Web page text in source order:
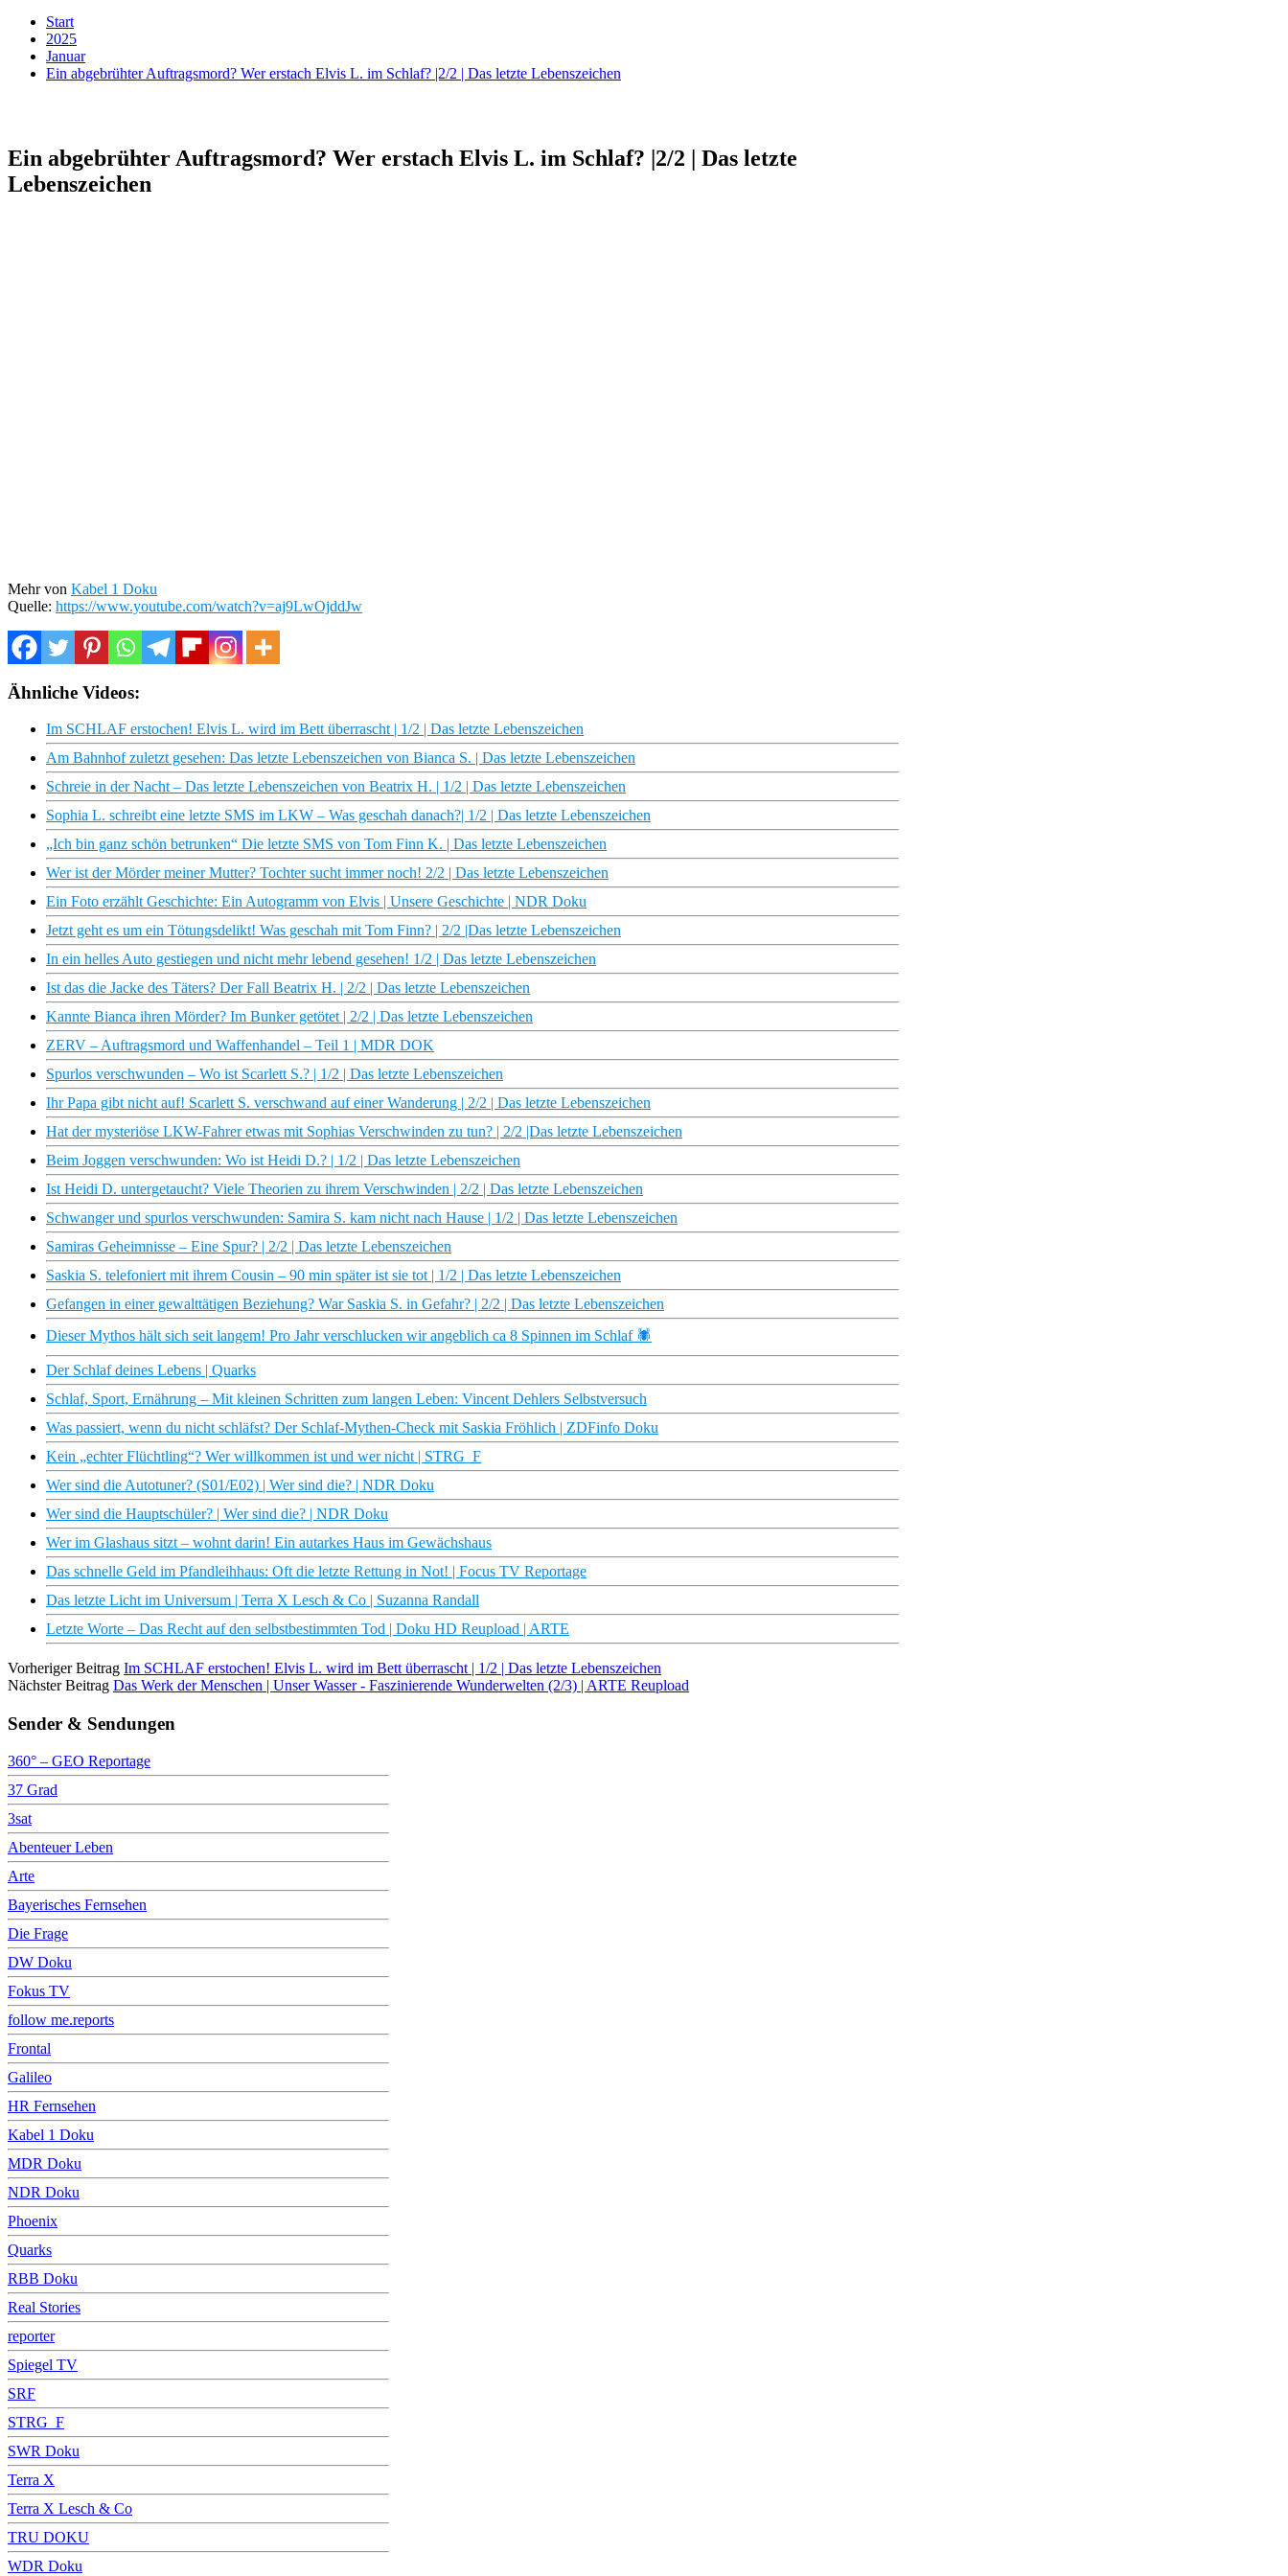
Start
2025
Januar
Ein abgebrühter Auftragsmord? Wer erstach Elvis L. im Schlaf? |2/2 | Das letzte Lebenszeichen
Ein abgebrühter Auftragsmord? Wer erstach Elvis L. im Schlaf? |2/2 | Das letzte
Lebenszeichen
Mehr von Kabel 1 Doku
Quelle: https://www.youtube.com/watch?v=aj9LwOjddJw
Ähnliche Videos:
Im SCHLAF erstochen! Elvis L. wird im Bett überrascht | 1/2 | Das letzte Lebenszeichen
Am Bahnhof zuletzt gesehen: Das letzte Lebenszeichen von Bianca S. | Das letzte Lebenszeichen
Schreie in der Nacht – Das letzte Lebenszeichen von Beatrix H. | 1/2 | Das letzte Lebenszeichen
Sophia L. schreibt eine letzte SMS im LKW – Was geschah danach?| 1/2 | Das letzte Lebenszeichen
„Ich bin ganz schön betrunken“ Die letzte SMS von Tom Finn K. | Das letzte Lebenszeichen
Wer ist der Mörder meiner Mutter? Tochter sucht immer noch! 2/2 | Das letzte Lebenszeichen
Ein Foto erzählt Geschichte: Ein Autogramm von Elvis | Unsere Geschichte | NDR Doku
Jetzt geht es um ein Tötungsdelikt! Was geschah mit Tom Finn? | 2/2 |Das letzte Lebenszeichen
In ein helles Auto gestiegen und nicht mehr lebend gesehen! 1/2 | Das letzte Lebenszeichen
Ist das die Jacke des Täters? Der Fall Beatrix H. | 2/2 | Das letzte Lebenszeichen
Kannte Bianca ihren Mörder? Im Bunker getötet | 2/2 | Das letzte Lebenszeichen
ZERV – Auftragsmord und Waffenhandel – Teil 1 | MDR DOK
Spurlos verschwunden – Wo ist Scarlett S.? | 1/2 | Das letzte Lebenszeichen
Ihr Papa gibt nicht auf! Scarlett S. verschwand auf einer Wanderung | 2/2 | Das letzte Lebenszeichen
Hat der mysteriöse LKW-Fahrer etwas mit Sophias Verschwinden zu tun? | 2/2 |Das letzte Lebenszeichen
Beim Joggen verschwunden: Wo ist Heidi D.? | 1/2 | Das letzte Lebenszeichen
Ist Heidi D. untergetaucht? Viele Theorien zu ihrem Verschwinden | 2/2 | Das letzte Lebenszeichen
Schwanger und spurlos verschwunden: Samira S. kam nicht nach Hause | 1/2 | Das letzte Lebenszeichen
Samiras Geheimnisse – Eine Spur? | 2/2 | Das letzte Lebenszeichen
Saskia S. telefoniert mit ihrem Cousin – 90 min später ist sie tot | 1/2 | Das letzte Lebenszeichen
Gefangen in einer gewalttätigen Beziehung? War Saskia S. in Gefahr? | 2/2 | Das letzte Lebenszeichen
Dieser Mythos hält sich seit langem! Pro Jahr verschlucken wir angeblich ca 8 Spinnen im Schlaf 🕷
Der Schlaf deines Lebens | Quarks
Schlaf, Sport, Ernährung – Mit kleinen Schritten zum langen Leben: Vincent Dehlers Selbstversuch
Was passiert, wenn du nicht schläfst? Der Schlaf-Mythen-Check mit Saskia Fröhlich | ZDFinfo Doku
Kein „echter Flüchtling“? Wer willkommen ist und wer nicht | STRG_F
Wer sind die Autotuner? (S01/E02) | Wer sind die? | NDR Doku
Wer sind die Hauptschüler? | Wer sind die? | NDR Doku
Wer im Glashaus sitzt – wohnt darin! Ein autarkes Haus im Gewächshaus
Das schnelle Geld im Pfandleihhaus: Oft die letzte Rettung in Not! | Focus TV Reportage
Das letzte Licht im Universum | Terra X Lesch & Co | Suzanna Randall
Letzte Worte – Das Recht auf den selbstbestimmten Tod | Doku HD Reupload | ARTE
Vorheriger Beitrag Im SCHLAF erstochen! Elvis L. wird im Bett überrascht | 1/2 | Das letzte Lebenszeichen
Nächster Beitrag Das Werk der Menschen | Unser Wasser - Faszinierende Wunderwelten (2/3) | ARTE Reupload
Sender & Sendungen
360° – GEO Reportage
37 Grad
3sat
Abenteuer Leben
Arte
Bayerisches Fernsehen
Die Frage
DW Doku
Fokus TV
follow me.reports
Frontal
Galileo
HR Fernsehen
Kabel 1 Doku
MDR Doku
NDR Doku
Phoenix
Quarks
RBB Doku
Real Stories
reporter
Spiegel TV
SRF
STRG_F
SWR Doku
Terra X
Terra X Lesch & Co
TRU DOKU
WDR Doku